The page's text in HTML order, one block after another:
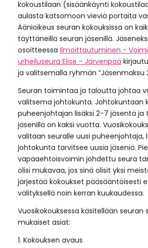
kokoustilaan (sisäänkäynti
aulasta katsomoon vieviä portaita
Äänioikeus seuran kokouksissa on
täyttäneillä seuran jäsenillä.
osoitteessa Ilmoittautuminen -
urheiluseura Elise - Järvenpää
ja valitsemalla ryhmän ”Jäsenmaksu
Seuran toimintaa ja taloutta johtaa
valitsema johtokunta. Johtokuntaan
puheenjohtajan lisäksi 2-7 jäsentä ja
jäsenillä on kaksi vuotta.
valitaan seuralle uusi puheenjohtaja,
johtokunta tarvitsee uusia jäseniä.
vapaaehtoisvoimin johdettu seura
olisi mukavaa, jos sinä olisit yksi
järjestää kokoukset pääsääntöisesti
välityksellä noin kerran kuukaudessa.
Vuosikokouksessa käsitellään seuran
mukaiset asiat:
1. Kokouksen avaus